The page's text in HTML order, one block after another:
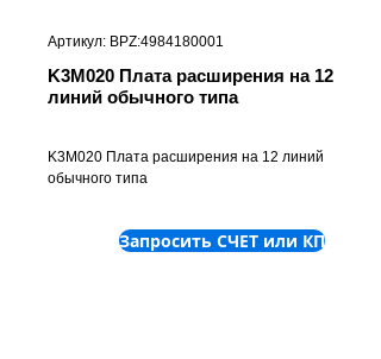
Артикул: BPZ:4984180001
K3M020 Плата расширения на 12
линий обычного типа
K3M020 Плата расширения на 12 линий
обычного типа
Запросить СЧЕТ или КП